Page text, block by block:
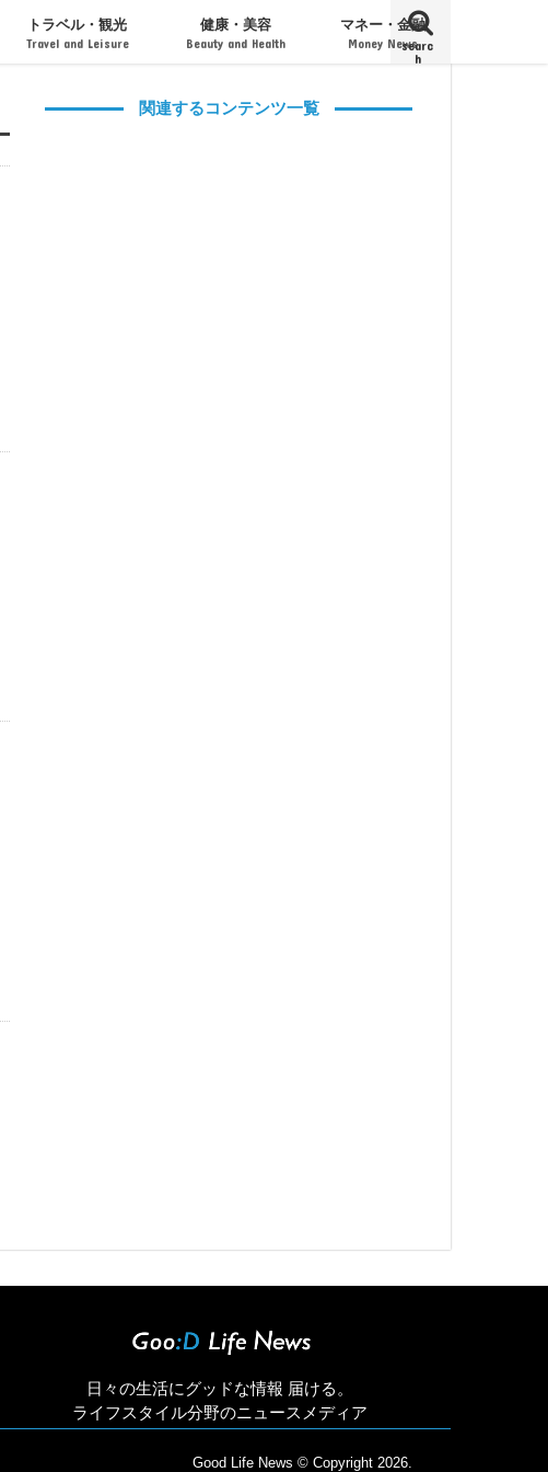
searc
h
トラベル・観光
Travel and Leisure
健康・美容
Beauty and Health
マネー・金融
Money News
関連するコンテンツ一覧
日々の生活にグッドな情報 届ける。
ライフスタイル分野のニュースメディア
Good Life News © Copyright 2026.